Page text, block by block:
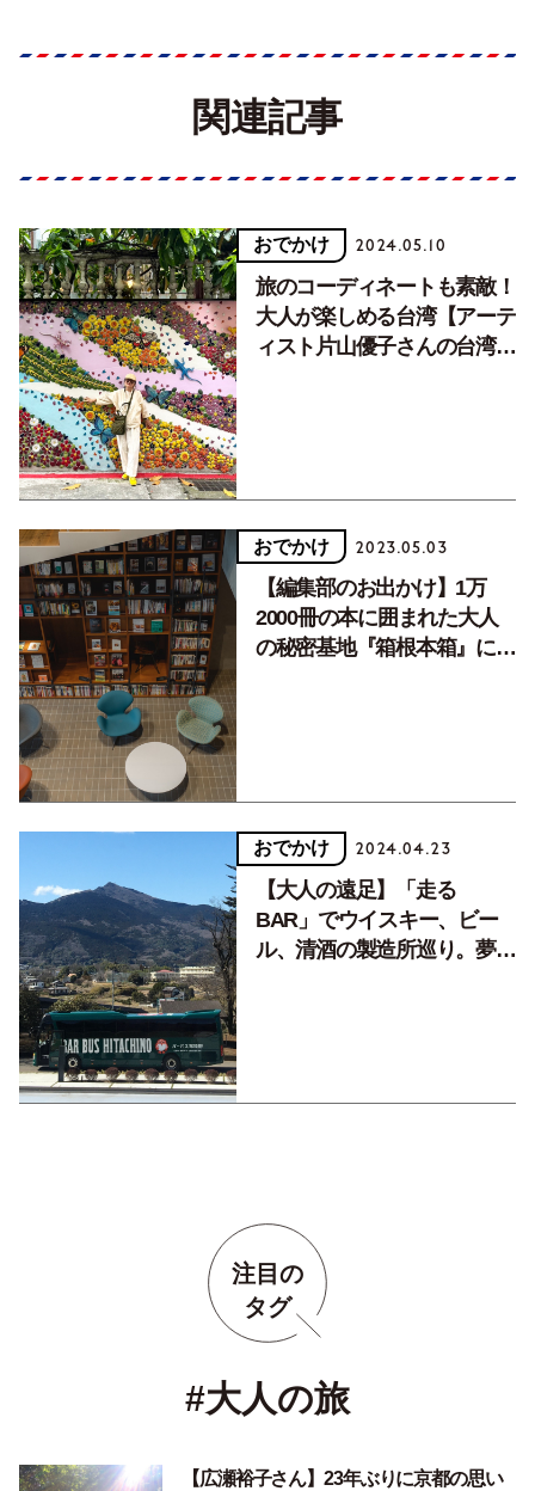
関連記事
おでかけ 2024.05.10
旅のコーディネートも素敵！
大人が楽しめる台湾【アーテ
ィスト片山優子さんの台湾旅
おでかけ 2023.05.03
【編集部のお出かけ】1万
2000冊の本に囲まれた大人
の秘密基地『箱根本箱』にお
おでかけ 2024.04.23
【大人の遠足】「走る
BAR」でウイスキー、ビー
ル、清酒の製造所巡り。夢の
注目の
タグ
#大人の旅
【広瀬裕子さん】23年ぶりに京都の思い